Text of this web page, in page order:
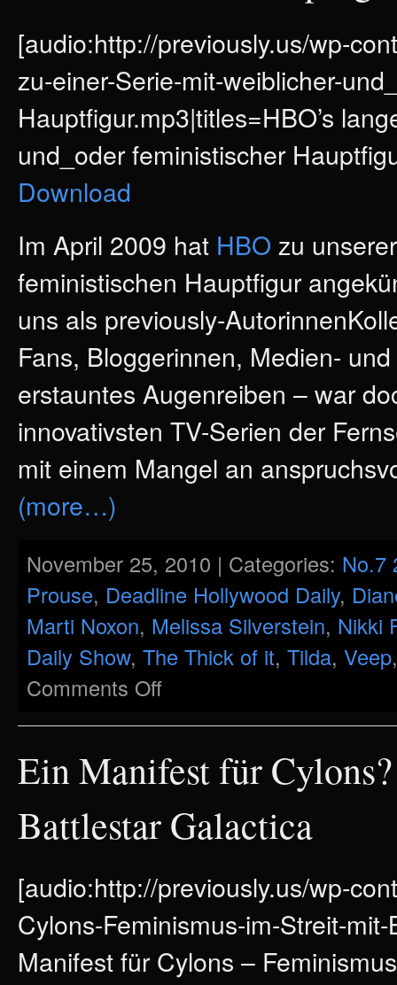
[audio:http://previously.us/wp-
zu-einer-Serie-mit-weiblicher-
Hauptfigur.mp3|titles=HBO’s
und_oder feministischer
Download
Im April 2009 hat HBO zu
feministischen Hauptfigur
uns als previously-
Fans, Bloggerinnen, Medien-
erstauntes Augenreiben – war
innovativsten TV-Serien der
mit einem Mangel an
(more…)
November 25, 2010 | Categories: No.7
Prouse, Deadline Hollywood Daily,
Marti Noxon, Melissa Silverstein, Nikki
Daily Show, The Thick of it, Tilda, Veep
Comments Off
weiblichen
und
/
feministischen
Hauptfigur
Ein Manifest für
Battlestar Galactica
[audio:http://previously.us/wp-
Cylons-Feminismus-im-Streit-
Manifest für Cylons –